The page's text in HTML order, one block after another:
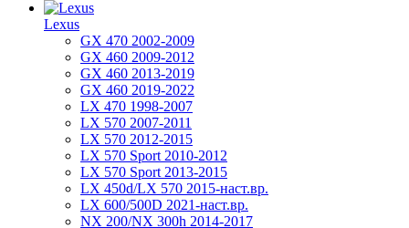
Lexus
GX 470 2002-2009
GX 460 2009-2012
GX 460 2013-2019
GX 460 2019-2022
LX 470 1998-2007
LX 570 2007-2011
LX 570 2012-2015
LX 570 Sport 2010-2012
LX 570 Sport 2013-2015
LX 450d/LX 570 2015-наст.вр.
LX 600/500D 2021-наст.вр.
NX 200/NX 300h 2014-2017